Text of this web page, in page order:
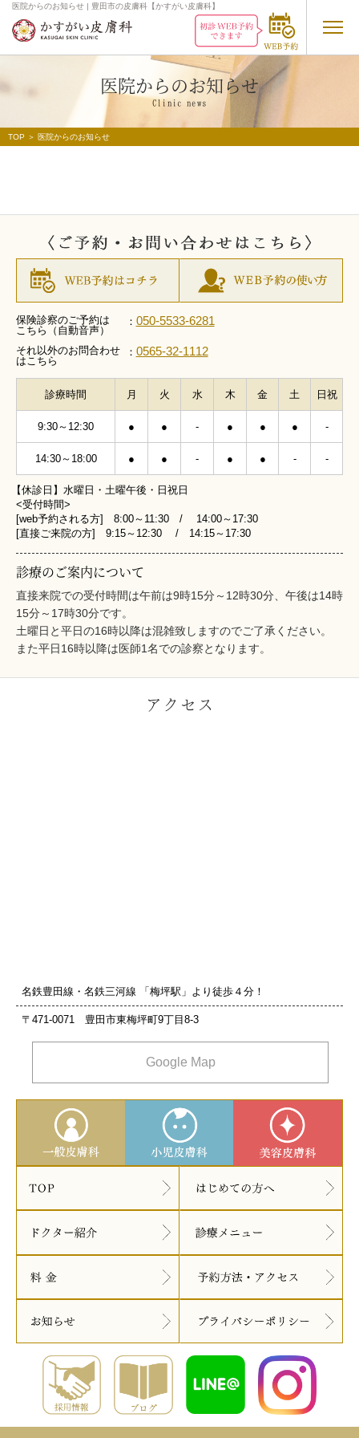
医院からのお知らせ | 豊田市の皮膚科【かすがい皮膚科】
医院からのお知らせ
Clinic news
TOP ＞ 医院からのお知らせ
保険診察のご予約は
こちら（自動音声）
： 050-5533-6281
それ以外のお問合わせ
はこちら
： 0565-32-1112
診療時間 月 火 水 木 金 土 日祝
9:30～12:30 ● ● - ● ● ● -
14:30～18:00 ● ● - ● ● - -
【休診日】水曜日・土曜午後・日祝日
<受付時間>
[web予約される方] 8:00～11:30 / 14:00～17:30
[直接ご来院の方] 9:15～12:30 / 14:15～17:30
診療のご案内について
直接来院での受付時間は午前は9時15分～12時30分、午後は14時
15分～17時30分です。
土曜日と平日の16時以降は混雑致しますのでご了承ください。
また平日16時以降は医師1名での診察となります。
名鉄豊田線・名鉄三河線 「梅坪駅」より徒歩４分！
〒471-0071 豊田市東梅坪町9丁目8‐3
Google Map